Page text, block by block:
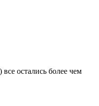
остались более чем